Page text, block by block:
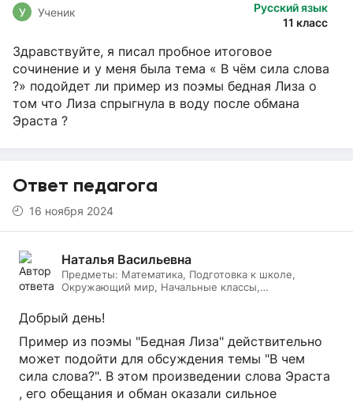
Русский язык
11 класс
У Ученик
Здравствуйте, я писал пробное итоговое
сочинение и у меня была тема « В чём сила слова
?» подойдет ли пример из поэмы бедная Лиза о
том что Лиза спрыгнула в воду после обмана
Эраста ?
Ответ педагога
16 ноября 2024
Наталья Васильевна
Предметы: Математика, Подготовка к школе,
Окружающий мир, Начальные классы,
Добрый день!
Пример из поэмы "Бедная Лиза" действительно
может подойти для обсуждения темы "В чем
сила слова?". В этом произведении слова Эраста
, его обещания и обман оказали сильное